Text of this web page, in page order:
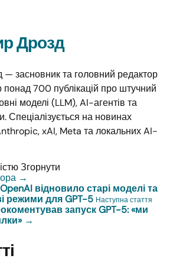
Дрозд
засновник та головний редактор
700 публікацій про штучний
моделі (LLM), AI-агентів та
Спеціалізується на новинах
xAI, Meta та локальних AI-
Згорнути
→
OpenAI відновило старі моделі та
режими для GPT-5 Наступна стаття
запуск GPT-5: «ми
→